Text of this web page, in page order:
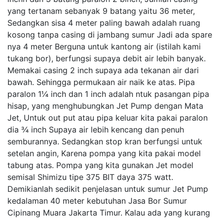
yang tertanam sebanyak 9 batang yaitu 36 meter,
Sedangkan sisa 4 meter paling bawah adalah ruang
kosong tanpa casing di jambang sumur Jadi ada spare
nya 4 meter Berguna untuk kantong air (istilah kami
tukang bor), berfungsi supaya debit air lebih banyak.
Memakai casing 2 inch supaya ada tekanan air dari
bawah. Sehingga permukaan air naik ke atas. Pipa
paralon 1¼ inch dan 1 inch adalah ntuk pasangan pipa
hisap, yang menghubungkan Jet Pump dengan Mata
Jet, Untuk out put atau pipa keluar kita pakai paralon
dia ¾ inch Supaya air lebih kencang dan penuh
semburannya. Sedangkan stop kran berfungsi untuk
setelan angin, Karena pompa yang kita pakai model
tabung atas. Pompa yang kita gunakan Jet model
semisal Shimizu tipe 375 BIT daya 375 watt.
Demikianlah sedikit penjelasan untuk sumur Jet Pump
kedalaman 40 meter kebutuhan Jasa Bor Sumur
Cipinang Muara Jakarta Timur. Kalau ada yang kurang